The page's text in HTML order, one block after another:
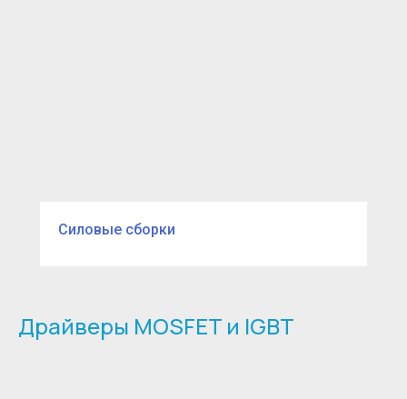
Силовые сборки
Драйверы MOSFET и IGBT